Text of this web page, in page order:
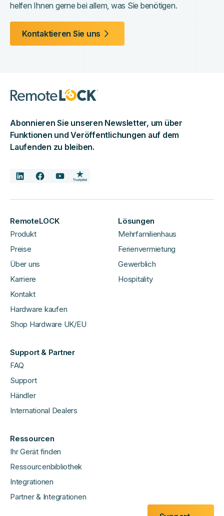
helfen Ihnen gerne bei allem, was Sie benötigen.
Kontaktieren Sie uns
Abonnieren Sie unseren Newsletter, um über
Funktionen und Veröffentlichungen auf dem
Laufenden zu bleiben.
RemoteLOCK
Produkt
Preise
Über uns
Karriere
Kontakt
Hardware kaufen
Shop Hardware UK/EU
Lösungen
Mehrfamilienhaus
Ferienvermietung
Gewerblich
Hospitality
Support & Partner
FAQ
Support
Händler
International Dealers
Ressourcen
Ihr Gerät finden
Ressourcenbibliothek
Integrationen
Partner & Integrationen